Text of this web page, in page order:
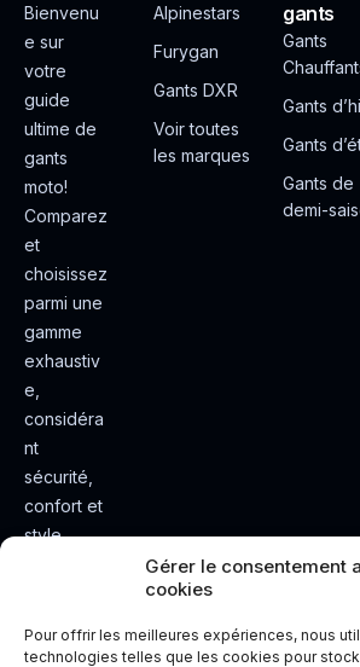
Gérer le consentement
cookies
Pour offrir les meilleures expériences, nous
technologies telles que les cookies pour
Bienvenu
e sur
votre
guide
ultime de
gants
moto!
Comparez
et
choisissez
parmi une
gamme
exhaustiv
e,
considéra
nt
sécurité,
confort et
style.
e de
Alpinestars
Furygan
Gants DXR
Voir toutes
les marques
gants
Gants
Gants
Gants
Gants de
demi-